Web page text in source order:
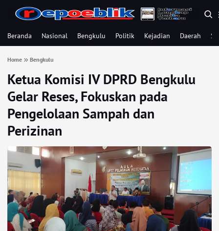
Beranda Nasional Bengkulu Politik Kejadian Daerah
Home Bengkulu
Ketua Komisi IV DPRD Bengkulu
Gelar Reses, Fokuskan pada
Pengelolaan Sampah dan
Perizinan